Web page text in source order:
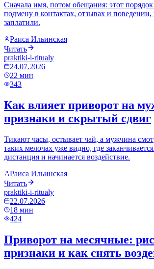
Сначала имя, потом обещания: этот
подмену в контактах, отзывах и
заплатили.
Раиса Ильинская
Читать
praktiki-i-ritualy
24.07.2026
22 мин
343
Как влияет приворот на
признаки и скрытый сдвиг
Тикают часы, остывает чай, а мужчина
таких мелочах уже видно, где
дистанция и начинается воздействие.
Раиса Ильинская
Читать
praktiki-i-ritualy
22.07.2026
18 мин
424
Приворот на месячные:
признаки и как снять